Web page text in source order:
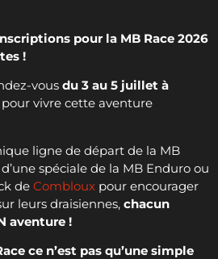
pour la MB Race 2026
!
vous du 3 au 5 juillet à
pour vivre cette aventure
ligne de départ de la MB
spéciale de la MB Enduro ou
de Combloux pour encourager
leurs draisiennes, chacun
aventure !
ce n’est pas qu’une simple